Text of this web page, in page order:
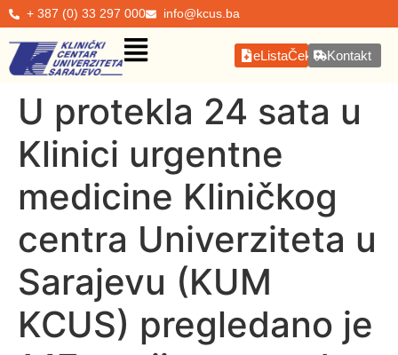
+ 387 (0) 33 297 000 info@kcus.ba
eListaČekanjaKontakt
U protekla 24 sata u
Klinici urgentne
medicine Kliničkog
centra Univerziteta u
Sarajevu (KUM
KCUS) pregledano je